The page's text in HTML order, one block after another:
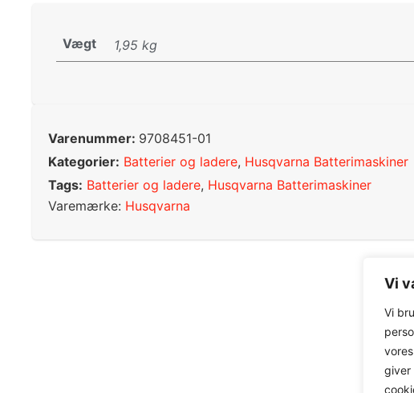
Vi
Vi
giver
Vægt 1,95 kg
Varenummer: 9708451-01
Kategorier: Batterier og ladere, Husqvarna Batterimaskiner
Tags: Batterier og ladere, Husqvarna Batterimaskiner
Varemærke: Husqvarna